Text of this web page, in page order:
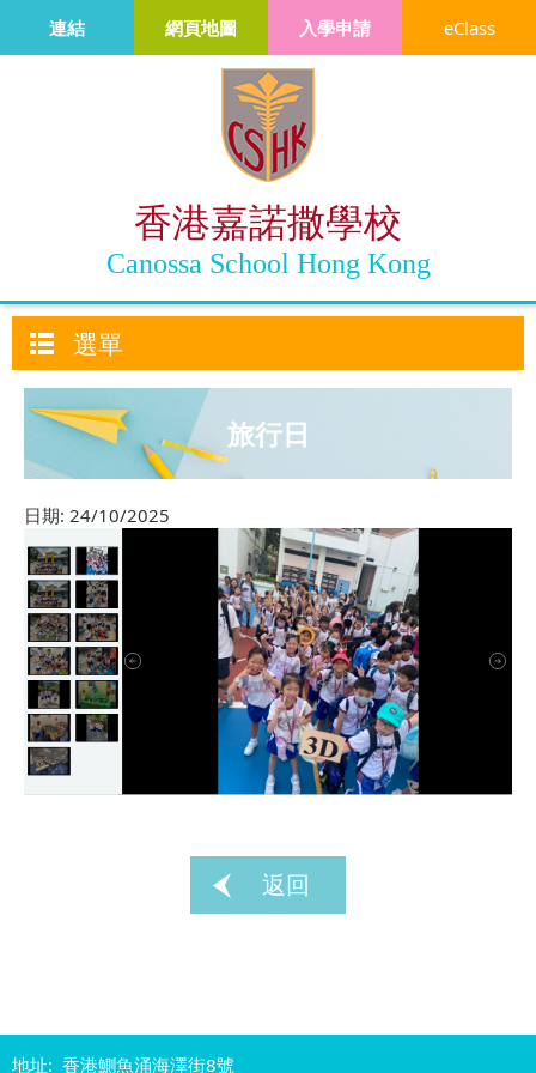
香港嘉諾撒學校
Canossa School Hong Kong
連結 網頁地圖 入學申請 eClass
選單
旅行日
日期: 24/10/2025
返回
地址: 香港鰂魚涌海澤街8號